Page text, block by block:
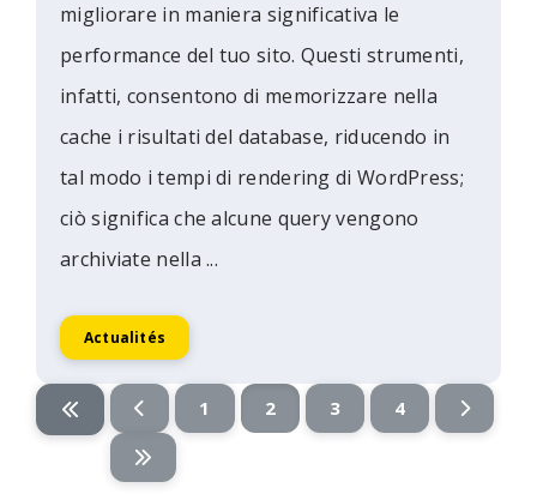
migliorare in maniera significativa le
performance del tuo sito. Questi strumenti,
infatti, consentono di memorizzare nella
cache i risultati del database, riducendo in
tal modo i tempi di rendering di WordPress;
ciò significa che alcune query vengono
archiviate nella ...
Actualités
1 2 3 4